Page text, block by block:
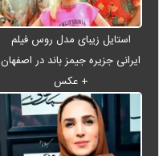
استایل زیبای مدل روس فیلم
ایرانی جزیره جیمز باند در اصفهان
+ عکس